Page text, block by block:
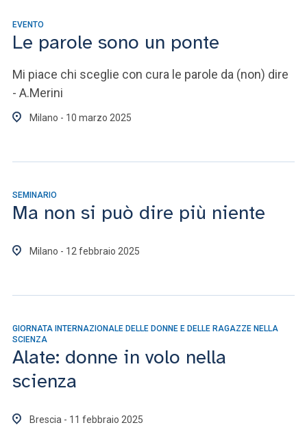
EVENTO
Le parole sono un ponte
Mi piace chi sceglie con cura le parole da (non) dire
- A.Merini
Milano - 10 marzo 2025
SEMINARIO
Ma non si può dire più niente
Milano - 12 febbraio 2025
GIORNATA INTERNAZIONALE DELLE DONNE E DELLE RAGAZZE NELLA
SCIENZA
Alate: donne in volo nella
scienza
Brescia - 11 febbraio 2025